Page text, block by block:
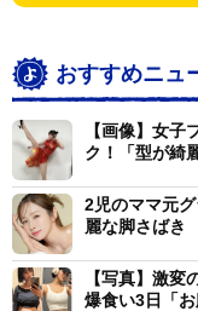
スチュームでポー
「これまでの人生
でした。」と振り
が沸き立つ瞬間を
と今後の抱負をつづ
続けて「いつも温
感謝を記し、「こ
た。
おすすめニュ
【画像】女
ク！「型が綺
2児のママ元
麗な脚さばき
【写真】激変
爆食い3日「